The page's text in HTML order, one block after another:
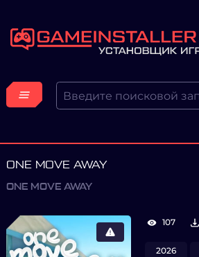
ONE MOVE AWAY
ONE MOVE AWAY
107
2026